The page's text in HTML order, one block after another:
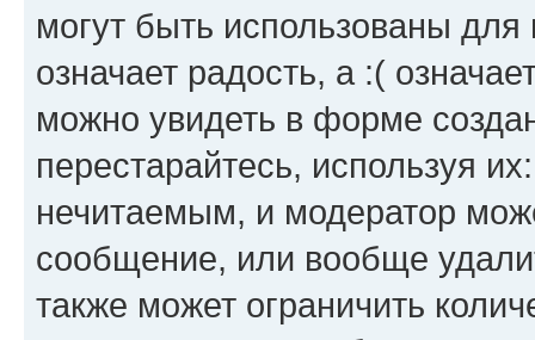
могут быть использованы
означает радость, а :(
можно увидеть в форме
перестарайтесь, используя
нечитаемым, и модератор
сообщение, или вообще
также может ограничить